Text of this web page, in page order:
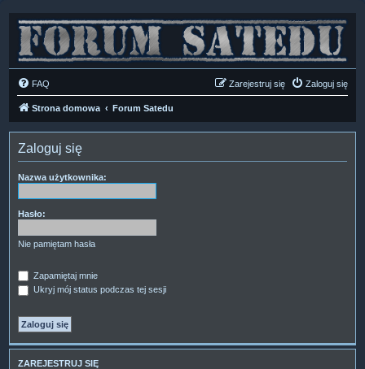
FAQ Zaloguj się
Zarejestruj się
Strona domowa Forum Satedu
Zaloguj się
Nazwa użytkownika:
Hasło:
Nie pamiętam hasła
Zapamiętaj mnie
Ukryj mój status podczas tej sesji
ZAREJESTRUJ SIĘ